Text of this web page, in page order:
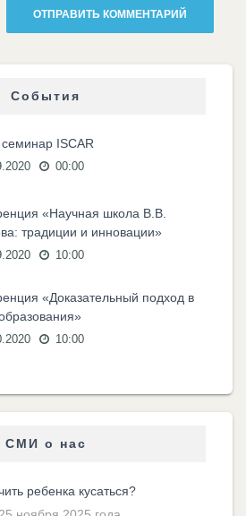
События
ISCAR
00:00
«Научная школа В.В.
традиции и инновации»
10:00
«Доказательный подход в
10:00
СМИ о нас
ребенка кусаться?